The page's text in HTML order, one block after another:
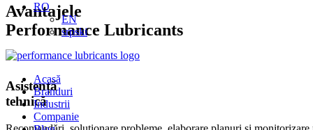
RO
EN
srpski
Acasă
Branduri
Industrii
Companie
Avantajele
Performance Lubricants
Asistență
tehnică